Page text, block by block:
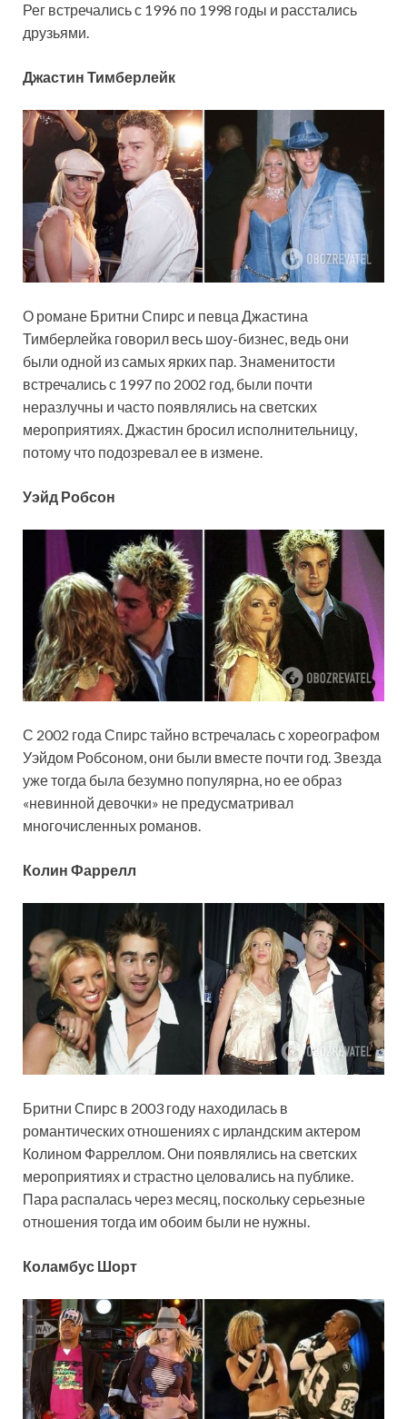
Рег встречались с 1996 по 1998 годы и расстались
друзьями.
Джастин Тимберлейк
О романе Бритни Спирс и певца Джастина
Тимберлейка говорил весь шоу-бизнес, ведь они
были одной из самых ярких пар. Знаменитости
встречались с 1997 по 2002 год, были почти
неразлучны и часто появлялись на светских
мероприятиях. Джастин бросил исполнительницу,
потому что подозревал ее в измене.
Уэйд Робсон
С 2002 года Спирс тайно встречалась с хореографом
Уэйдом Робсоном, они были вместе почти год. Звезда
уже тогда была безумно популярна, но ее образ
«невинной девочки» не предусматривал
многочисленных романов.
Колин Фаррелл
Бритни Спирс в 2003 году находилась в
романтических отношениях с ирландским актером
Колином Фарреллом. Они появлялись на светских
мероприятиях и страстно целовались на публике.
Пара распалась через месяц, поскольку серьезные
отношения тогда им обоим были не нужны.
Коламбус Шорт